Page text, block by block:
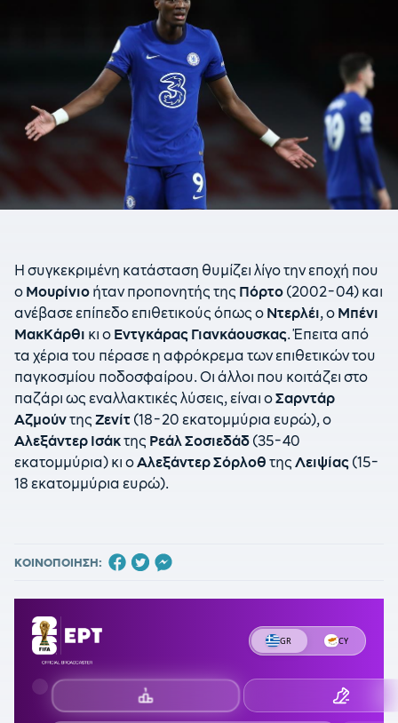
Η συγκεκριμένη κατάσταση θυμίζει λίγο την εποχή που
ο Μουρίνιο ήταν προπονητής της Πόρτο (2002-04) και
ανέβασε επίπεδο επιθετικούς όπως ο Ντερλέι, ο Μπένι
ΜακΚάρθι κι ο Εντγκάρας Γιανκάουσκας. Έπειτα από
τα χέρια του πέρασε η αφρόκρεμα των επιθετικών του
παγκοσμίου ποδοσφαίρου. Οι άλλοι που κοιτάζει στο
παζάρι ως εναλλακτικές λύσεις, είναι οΣαρντάρ
Αζμούντης Ζενίτ (18-20 εκατομμύρια ευρώ), ο
Αλεξάντερ Ισάκτης Ρεάλ Σοσιεδάδ (35-40
εκατομμύρια) κι οΑλεξάντερ Σόρλοθ της Λειψίας (15-
18 εκατομμύρια ευρώ).
ΚΟΙΝΟΠΟΙΗΣΗ: